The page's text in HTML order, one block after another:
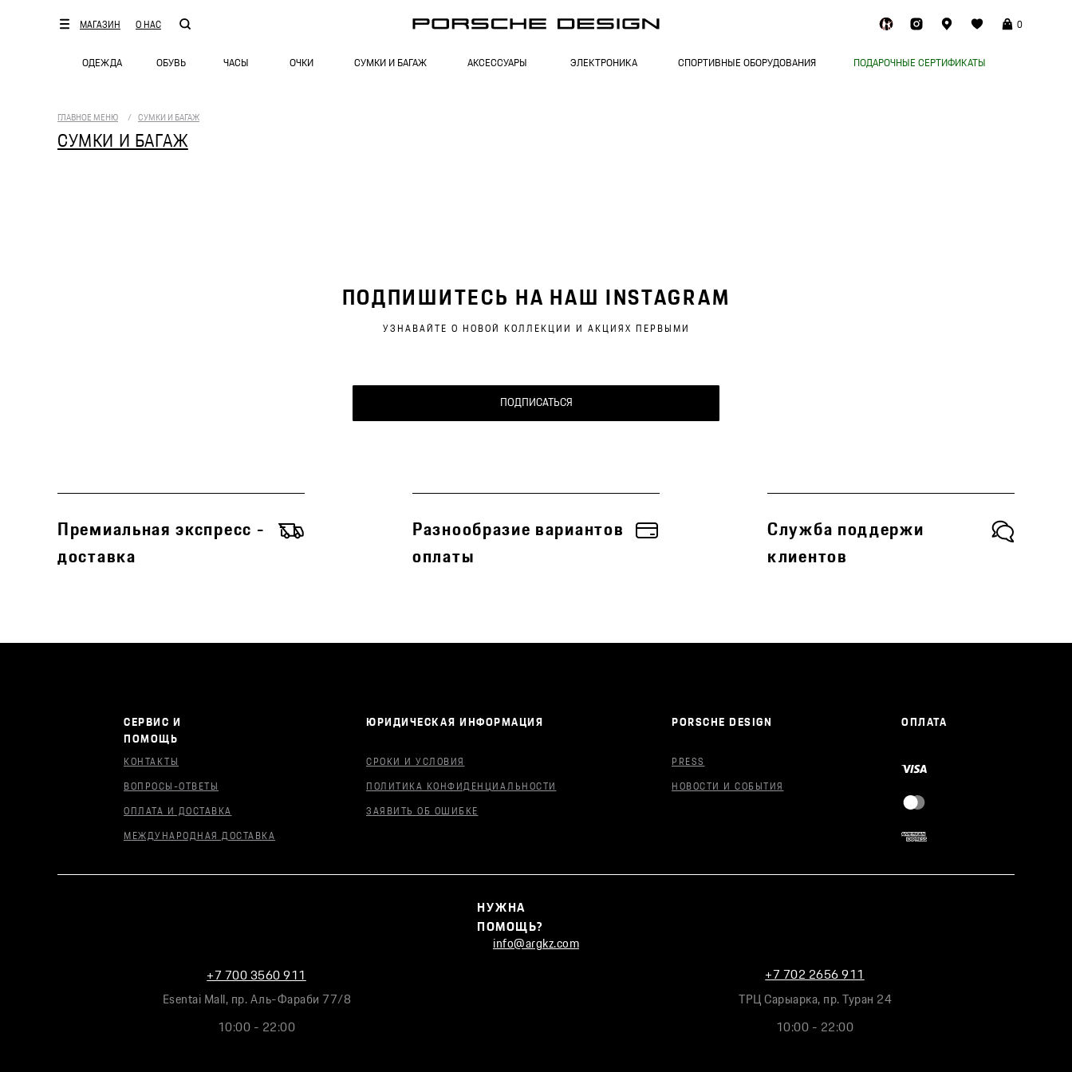
МАГАЗИН О НАС 0
ОДЕЖДА ОБУВЬ ЧАСЫ ОЧКИ АКСЕССУАРЫ
СУМКИ И БАГАЖ ЭЛЕКТРОНИКА СПОРТИВНЫЕ ОБОРУДОВАНИЯ ПОДАРОЧНЫЕ СЕРТИФИКАТЫ
ГЛАВНОЕ МЕНЮ СУМКИ И БАГАЖ
СУМКИ И БАГАЖ
/
ПОДПИШИТЕСЬ НА НАШ INSTAGRAM
УЗНАВАЙТЕ О НОВОЙ КОЛЛЕКЦИИ И АКЦИЯХ ПЕРВЫМИ
ПОДПИСАТЬСЯ
Премиальная экспресс -
доставка
Разнообразие вариантов
оплаты
Служба поддержи
клиентов
СЕРВИС И
ПОМОЩЬ
КОНТАКТЫ
ВОПРОСЫ-ОТВЕТЫ
ОПЛАТА И ДОСТАВКА
МЕЖДУНАРОДНАЯ ДОСТАВКА
ЮРИДИЧЕСКАЯ ИНФОРМАЦИЯ
СРОКИ И УСЛОВИЯ
ПОЛИТИКА КОНФИДЕНЦИАЛЬНОСТИ
ЗАЯВИТЬ ОБ ОШИБКЕ
PORSCHE DESIGN
PRESS
ОПЛАТА
НУЖНА
ПОМОЩЬ?
info@argkz.com
+7 700 3560 911
Esentai Mall, пр. Аль-Фараби 77/8
10:00 - 22:00
НОВОСТИ И СОБЫТИЯ
ТРЦ Сарыарка, пр. Туран 24
10:00 - 22:00
+7 702 2656 911